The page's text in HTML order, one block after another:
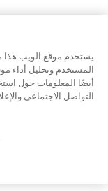
يستخدم موقع الويب هذا
المستخدم وتحليل أداء
أيضًا المعلومات حول
التواصل الاجتماعي